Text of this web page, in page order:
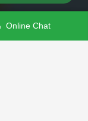
Online Chat